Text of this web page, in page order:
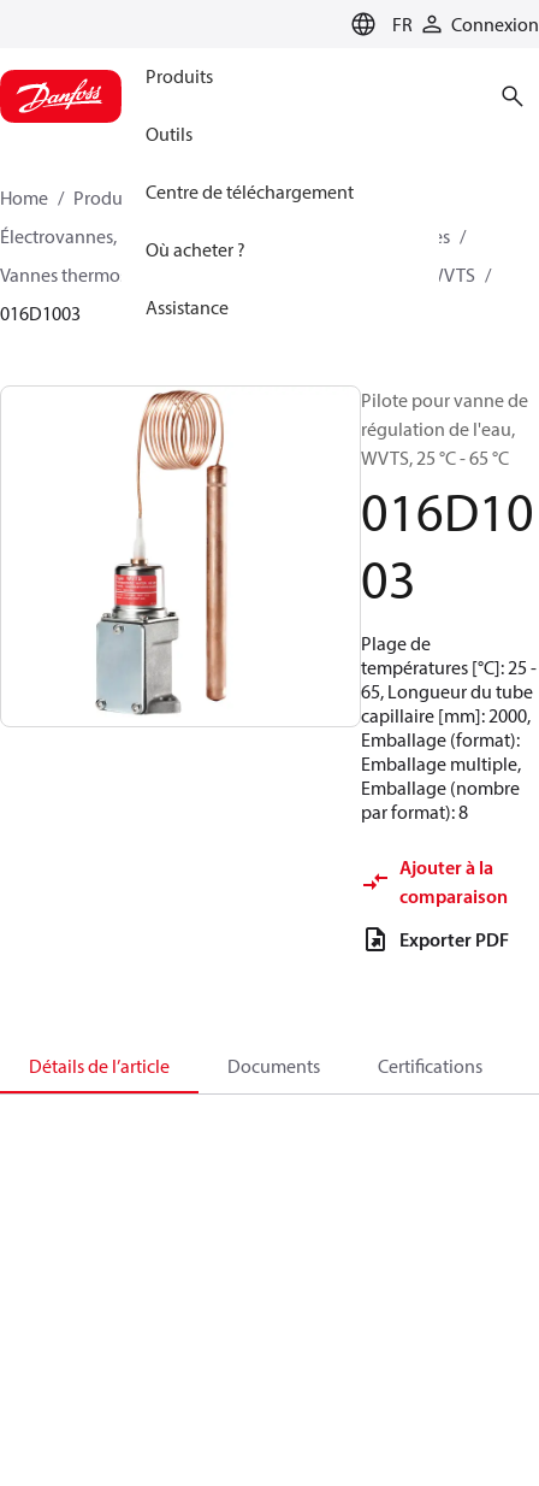
FR Connexion
Produits
Outils
Centre de téléchargement
Où acheter ?
Assistance
Home Produits
Climate Solutions - chauffage
Électrovannes, Fluid Controls
Vannes thermostatiques
Vannes thermostatiques - WVTS - Pieces détachées
WVTS
016D1003
Pilote pour vanne de
régulation de l'eau,
WVTS, 25 °C - 65 °C
016D10
03
Plage de
températures [°C]: 25 -
65, Longueur du tube
capillaire [mm]: 2000,
Emballage (format):
Emballage multiple,
Emballage (nombre
par format): 8
Ajouter à la
comparaison
Exporter PDF
Détails de l’article Documents Certifications